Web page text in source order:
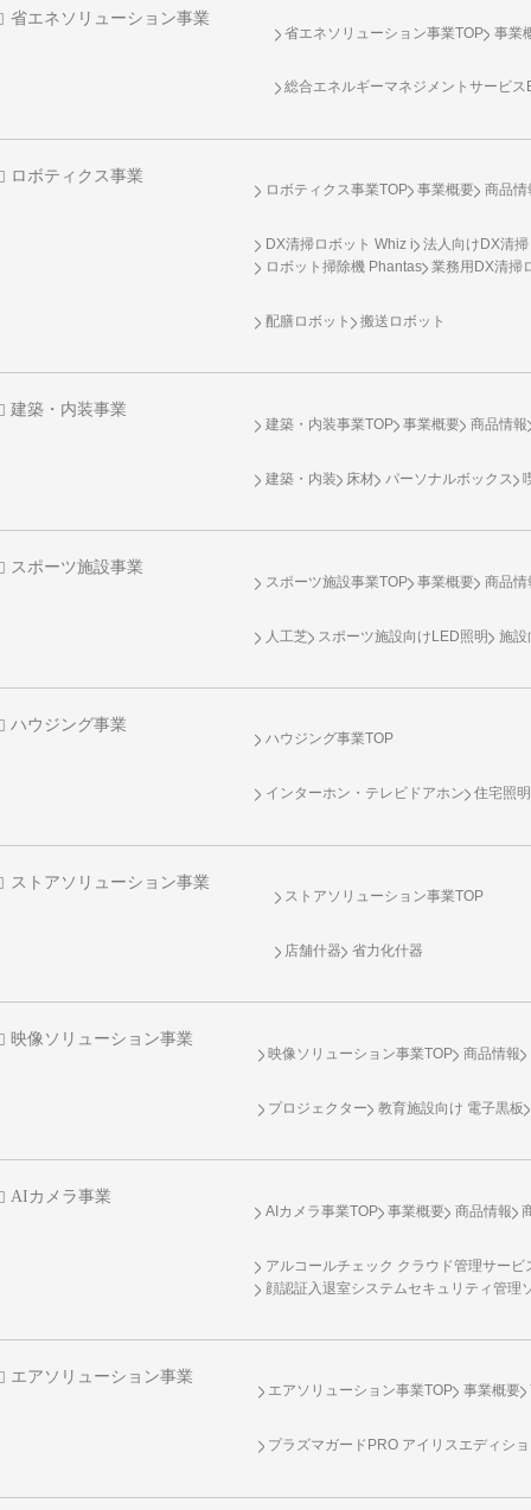
省エネソリューション事業
省エネソリューション事業TOP 事業
総合エネルギーマネジメントサービ
ロボティクス事業
ロボティクス事業TOP 事業概要 商品情
DX清掃ロボット Whiz i
法人向けDX清
ロボット掃除機 Phantas
業務用DX清掃
配膳ロボット 搬送ロボット
建築・内装事業
建築・内装事業TOP 事業概要 商品情報
建築・内装 床材 パーソナルボックス
スポーツ施設事業
スポーツ施設事業TOP 事業概要 商品情
人工芝 スポーツ施設向けLED照明 施設
ハウジング事業
ハウジング事業TOP
インターホン・テレビドアホン 住宅照明
ストアソリューション事業
ストアソリューション事業TOP
店舗什器 省力化什器
映像ソリューション事業
映像ソリューション事業TOP 商品情報
プロジェクター 教育施設向け 電子黒板
AIカメラ事業
AIカメラ事業TOP 事業概要 商品情報
アルコールチェック クラウド管理サービ
顔認証入退室システムセキュリティ管理
エアソリューション事業
エアソリューション事業TOP 事業概要
プラズマガードPRO アイリスエディシ